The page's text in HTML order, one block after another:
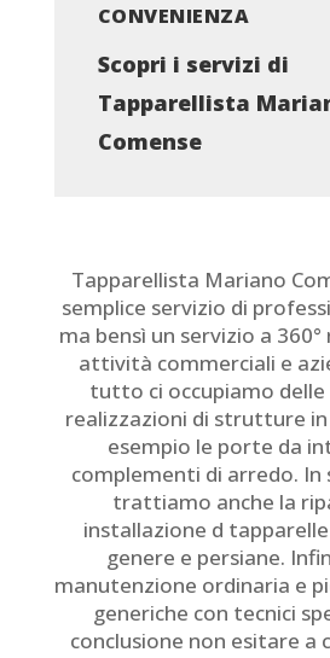
CONVENIENZA
Scopri i servizi di
Tapparellista
Comense
Tapparellista Mariano
semplice servizio di
ma bensì un servizio a
attività commerciali e
tutto ci occupiamo
realizzazioni di strutture
esempio le porte da
complementi di arredo. In
trattiamo anche la
installazione d
genere e persiane.
manutenzione ordinaria e
generiche con tecnici
conclusione non esitare